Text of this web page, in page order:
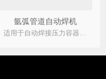
氩弧管道自动焊机